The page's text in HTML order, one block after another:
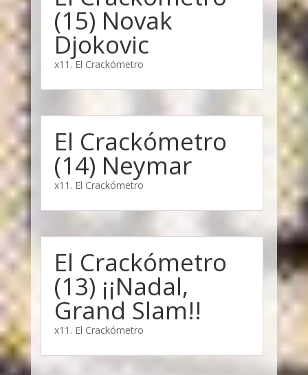
(15) Novak
Djokovic
x11. El Crackómetro
El Crackómetro
(14) Neymar
x11. El Crackómetro
El Crackómetro
(13) ¡¡Nadal,
Grand Slam!!
x11. El Crackómetro